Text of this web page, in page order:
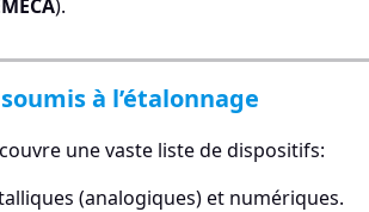
).
à l’étalonnage
une vaste liste de dispositifs:
(analogiques) et numériques.